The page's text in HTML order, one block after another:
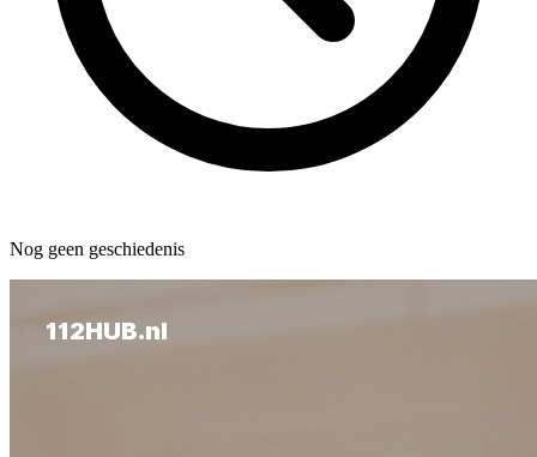
Nog geen geschiedenis